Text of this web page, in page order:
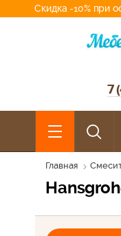
Скидка -10% при
7
Главная